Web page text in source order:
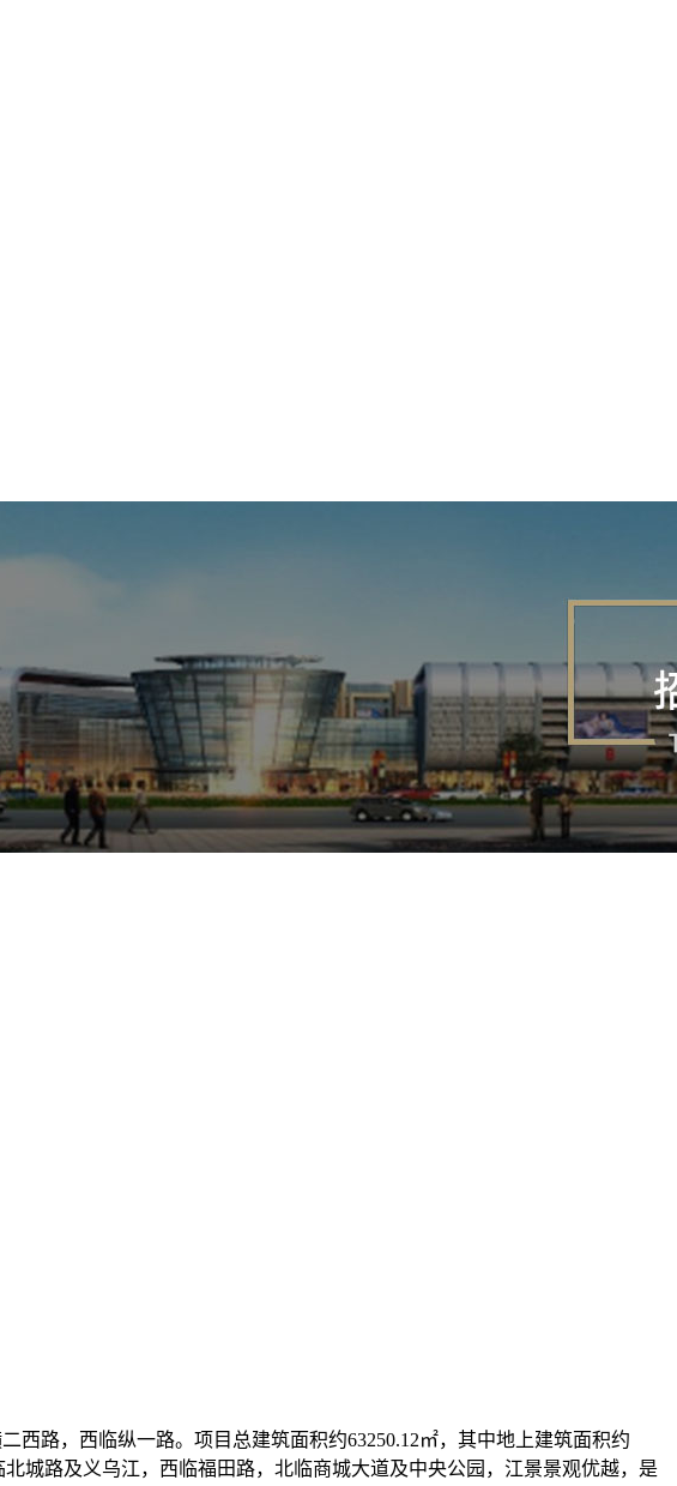
西路，西临纵一路。项目总建筑面积约63250.12㎡，其中地上建筑面积约
城路及义乌江，西临福田路，北临商城大道及中央公园，江景景观优越，是